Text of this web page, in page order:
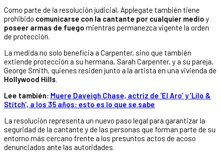
Como parte de la resolución judicial, Applegate también tiene
prohibido comunicarse con la cantante por cualquier medio y
poseer armas de fuego mientras permanezca vigente la orden
de protección.
La medida no solo beneficia a Carpenter, sino que también
extiende protección a su hermana, Sarah Carpenter, y a su pareja,
George Smith, quienes residen junto a la artista en una vivienda de
Hollywood Hills.
Lee también: Muere Daveigh Chase, actriz de ‘El Aro’ y ‘Lilo &
Stitch’, a los 35 años: esto es lo que se sabe
La resolución representa un nuevo paso legal para garantizar la
seguridad de la cantante y de las personas que forman parte de su
entorno más cercano frente a los presuntos actos de acoso
denunciados ante las autoridades.